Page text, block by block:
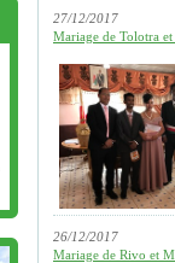
27/12/2017
Mariage de Tolotra et
26/12/2017
Mariage de Rivo et